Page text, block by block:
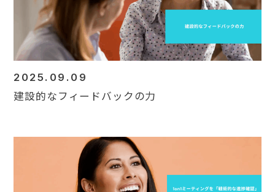
2025.09.09
建設的なフィードバックの力